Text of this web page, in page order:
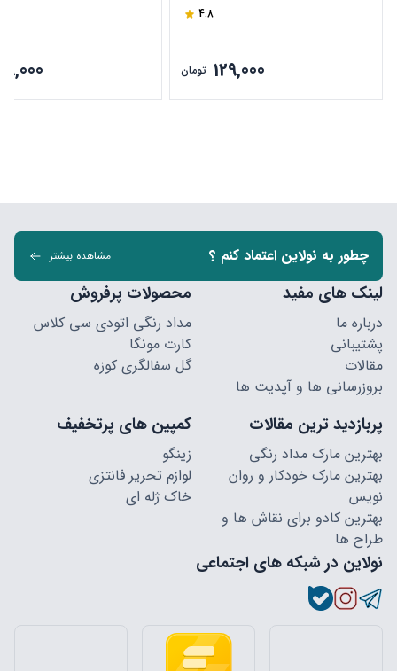
4.8
129,000 تومان
چطور به نولاین اعتماد کنم ؟ مشاهده بیشتر
لینک های مفید
درباره ما
پشتیبانی
مقالات
بروزرسانی ها و آپدیت ها
محصولات پرفروش
مداد رنگی اتودی سی کلاس
کارت مونگا
گل سفالگری کوزه
پربازدید ترین مقالات
بهترین مارک مداد رنگی
بهترین مارک خودکار و روان
نویس
بهترین کادو برای نقاش ها و
طراح ها
کمپین های پرتخفیف
زینگو
لوازم تحریر فانتزی
خاک ژله ای
نولاین در شبکه های اجتماعی